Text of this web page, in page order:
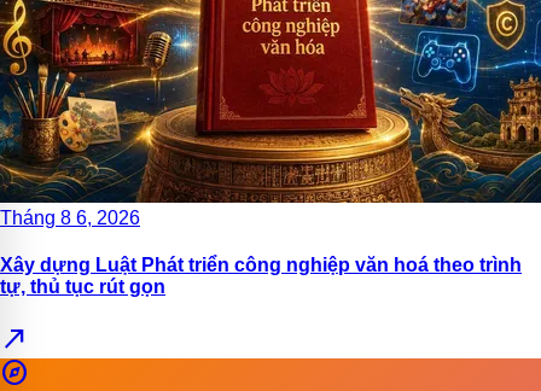
Tháng 8 6, 2026
Xây dựng Luật Phát triển công nghiệp văn hoá theo trình
tự, thủ tục rút gọn
north_east
explore